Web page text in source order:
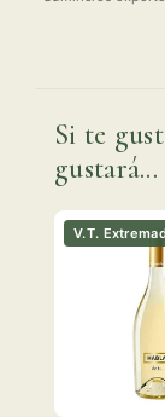
Si te
gustará...
V.T.